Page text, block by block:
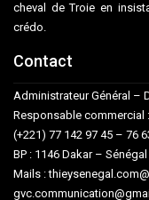
cheval de Troie en
crédo.
Contact
Administrateur Général –
Responsable commercial
(+221) 77 142 97 45 – 76
BP : 1146 Dakar – Sénégal
Mails :